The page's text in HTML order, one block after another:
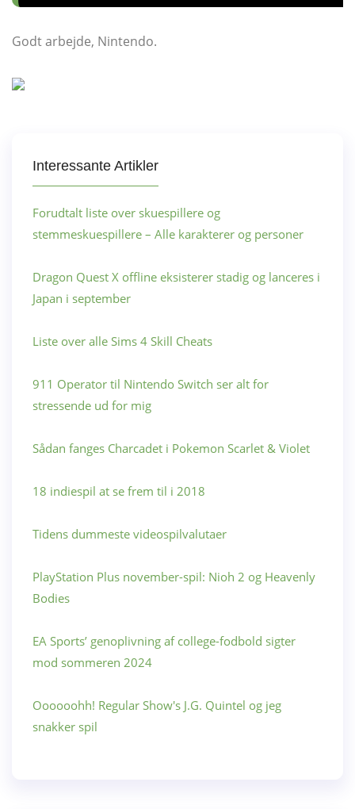
Godt arbejde, Nintendo.
Interessante Artikler
Forudtalt liste over skuespillere og
stemmeskuespillere – Alle karakterer og personer
Dragon Quest X offline eksisterer stadig og lanceres i
Japan i september
Liste over alle Sims 4 Skill Cheats
911 Operator til Nintendo Switch ser alt for
stressende ud for mig
Sådan fanges Charcadet i Pokemon Scarlet & Violet
18 indiespil at se frem til i 2018
Tidens dummeste videospilvalutaer
PlayStation Plus november-spil: Nioh 2 og Heavenly
Bodies
EA Sports’ genoplivning af college-fodbold sigter
mod sommeren 2024
Oooooohh! Regular Show's J.G. Quintel og jeg
snakker spil